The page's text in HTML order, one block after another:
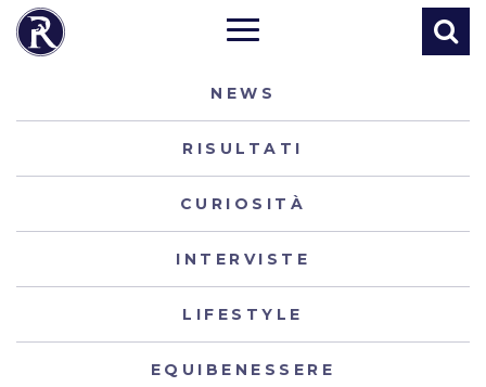
NEWS
RISULTATI
CURIOSITÀ
INTERVISTE
LIFESTYLE
EQUIBENESSERE